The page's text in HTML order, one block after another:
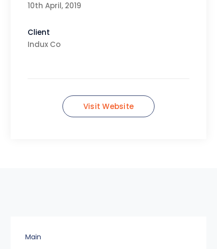
10th April, 2019
Client
Indux Co
Visit Website
Main